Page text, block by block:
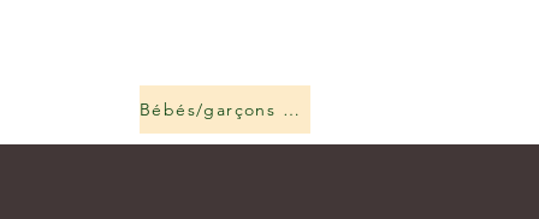
Bébés/garçons et filles